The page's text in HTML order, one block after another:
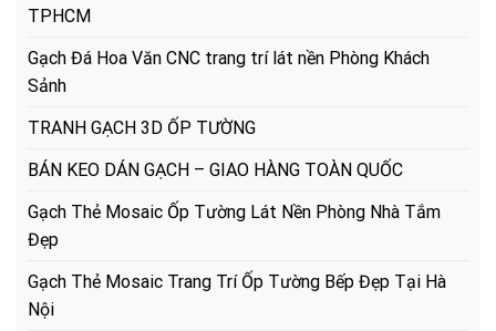
TPHCM
Gạch Đá Hoa Văn CNC trang trí lát nền Phòng Khách
Sảnh
TRANH GẠCH 3D ỐP TƯỜNG
BÁN KEO DÁN GẠCH – GIAO HÀNG TOÀN QUỐC
Gạch Thẻ Mosaic Ốp Tường Lát Nền Phòng Nhà Tắm
Đẹp
Gạch Thẻ Mosaic Trang Trí Ốp Tường Bếp Đẹp Tại Hà
Nội